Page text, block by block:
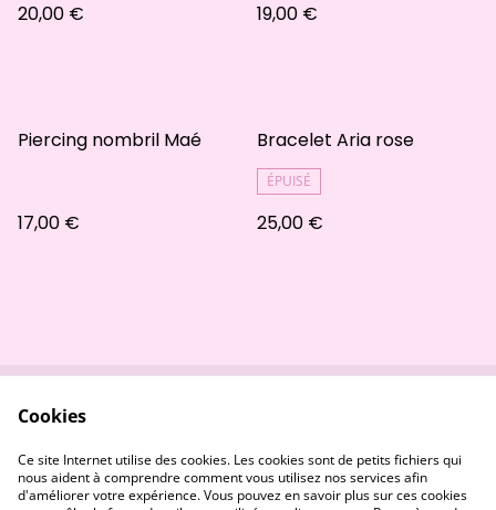
20,00 € 19,00 €
Piercing nombril Maé
17,00 €
Bracelet Aria rose
ÉPUISÉ
25,00 €
Contactez-nous
Politique de
confidentialité
Politique de cookies
Cookies
Ce site Internet utilise des cookies. Les cookies sont de petits fichiers qui
nous aident à comprendre comment vous utilisez nos services afin
d'améliorer votre expérience. Vous pouvez en savoir plus sur ces cookies